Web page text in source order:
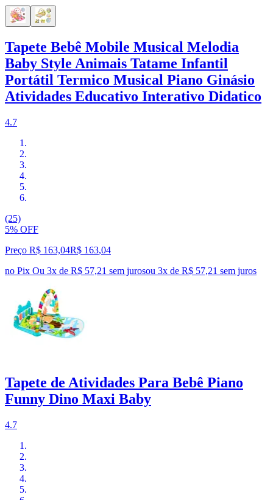
Tapete Bebê Mobile Musical Melodia
Baby Style Animais Tatame Infantil
Portátil Termico Musical Piano Ginásio
Atividades Educativo Interativo Didatico
4.7
(25)
5% OFF
Preço R$ 163,04R$ 163,04
no Pix Ou 3x de R$ 57,21 sem jurosou 3x de R$ 57,21 sem juros
Tapete de Atividades Para Bebê Piano
Funny Dino Maxi Baby
4.7